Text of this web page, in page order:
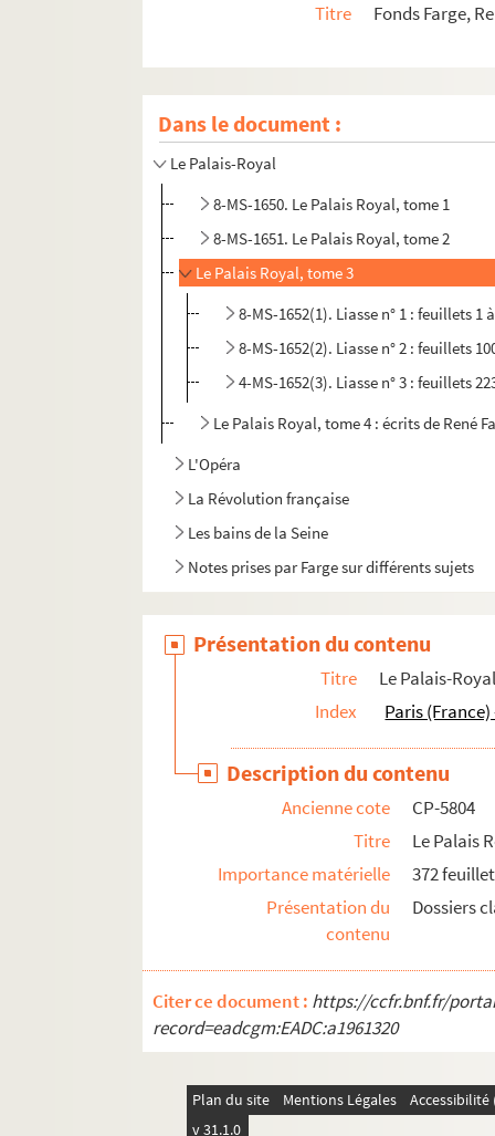
Titre
Fonds Farge,
Dans le document :
Le Palais-Royal
8-MS-1650. Le Palais Royal, tome 1
8-MS-1651. Le Palais Royal, tome 2
Le Palais Royal, tome 3
8-MS-1652(1). Liasse n° 1 : feuillets 1
8-MS-1652(2). Liasse n° 2 : feuillets
4-MS-1652(3). Liasse n° 3 : feuillets
Le Palais Royal, tome 4 : écrits de René
L'Opéra
La Révolution française
Les bains de la Seine
Notes prises par Farge sur différents sujets
Présentation du contenu
Titre
Le Palais-
Index
Paris
Description du contenu
Ancienne cote
CP-5804
Titre
Le Palais
Importance matérielle
372
Présentation du
contenu
Dossiers
Citer ce document : https://ccfr.bnf.fr/
record=eadcgm:EADC:a1961320
Plan du site Mentions Légales
v 31.1.0